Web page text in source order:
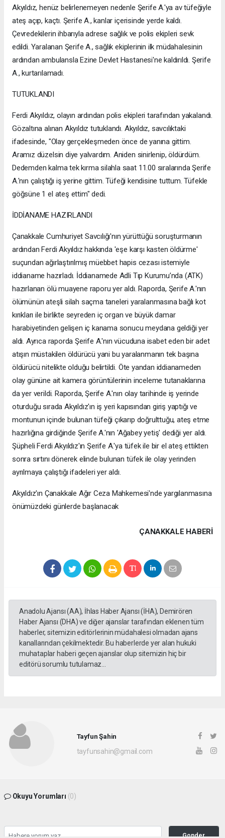
Akyıldız, henüz belirlenemeyen nedenle Şerife A.'ya av tüfeğiyle
ateş açıp, kaçtı. Şerife A., kanlar içerisinde yerde kaldı.
Çevredekilerin ihbarıyla adrese sağlık ve polis ekipleri sevk
edildi. Yaralanan Şerife A., sağlık ekiplerinin ilk müdahalesinin
ardından ambulansla Ezine Devlet Hastanesi'ne kaldırıldı. Şerife
A., kurtarılamadı.
TUTUKLANDI
Ferdi Akyıldız, olayın ardından polis ekipleri tarafından yakalandı.
Gözaltına alınan Akyıldız tutuklandı. Akyıldız, savcılıktaki
ifadesinde, "Olay gerçekleşmeden önce de yanına gittim.
Aramız düzelsin diye yalvardım. Aniden sinirlenip, öldürdüm.
Dedemden kalma tek kırma silahla saat 11.00 sıralarında Şerife
A.'nın çalıştığı iş yerine gittim. Tüfeği kendisine tuttum. Tüfekle
göğsüne 1 el ateş ettim" dedi.
İDDİANAME HAZIRLANDI
Çanakkale Cumhuriyet Savcılığı'nın yürüttüğü soruşturmanın
ardından Ferdi Akyıldız hakkında 'eşe karşı kasten öldürme'
suçundan ağırlaştırılmış müebbet hapis cezası istemiyle
iddianame hazırladı. İddianamede Adli Tıp Kurumu’nda (ATK)
hazırlanan ölü muayene raporu yer aldı. Raporda, Şerife A.'nın
ölümünün ateşli silah saçma taneleri yaralanmasına bağlı kot
kırıkları ile birlikte seyreden iç organ ve büyük damar
harabiyetinden gelişen iç kanama sonucu meydana geldiği yer
aldı. Ayrıca raporda Şerife A.'nın vücuduna isabet eden bir adet
atışın müstakilen öldürücü yani bu yaralanmanın tek başına
öldürücü nitelikte olduğu belirtildi. Öte yandan iddianameden
olay gününe ait kamera görüntülerinin inceleme tutanaklarına
da yer verildi. Raporda, Şerife A.'nın olay tarihinde iş yerinde
oturduğu sırada Akyıldız'ın iş yeri kapısından giriş yaptığı ve
montunun içinde bulunan tüfeği çıkarıp doğrulttuğu, ateş etme
hazırlığına girdiğinde Şerife A.'nın 'Ağabey yetiş' dediği yer aldı.
Şüpheli Ferdi Akyıldız'ın Şerife A.'ya tüfek ile bir el ateş ettikten
sonra sırtını dönerek elinde bulunan tüfek ile olay yerinden
ayrılmaya çalıştığı ifadeleri yer aldı.
Akyıldız'ın Çanakkale Ağır Ceza Mahkemesi'nde yargılanmasına
önümüzdeki günlerde başlanacak
ÇANAKKALE HABERİ
Anadolu Ajansı (AA), İhlas Haber Ajansı (İHA), Demirören
Haber Ajansı (DHA) ve diğer ajanslar tarafından eklenen tüm
haberler, sitemizin editörlerinin müdahalesi olmadan ajans
kanallarından çekilmektedir. Bu haberlerde yer alan hukuki
muhataplar haberi geçen ajanslar olup sitemizin hiç bir
editörü sorumlu tutulamaz...
Tayfun Şahin
tayfunsahin@gmail.com
Okuyu Yorumları (0)
Gonder